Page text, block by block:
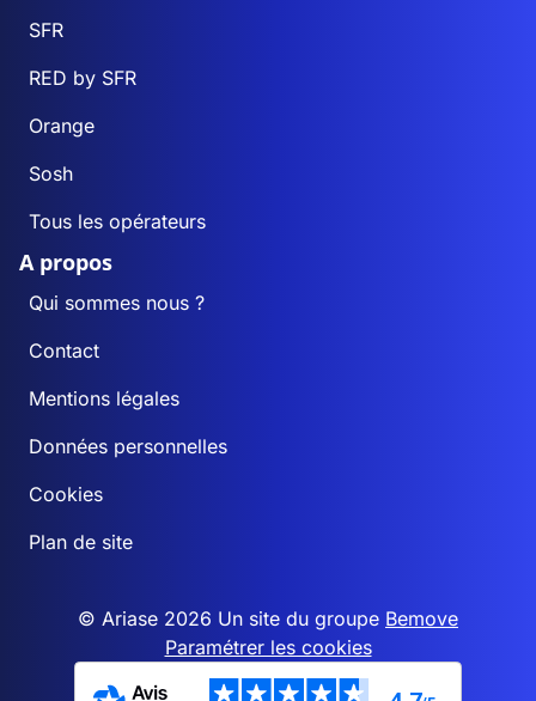
SFR
RED by SFR
Orange
Sosh
Tous les opérateurs
A propos
Qui sommes nous ?
Contact
Mentions légales
Données personnelles
Cookies
Plan de site
© Ariase 2026 Un site du groupe Bemove
Paramétrer les cookies